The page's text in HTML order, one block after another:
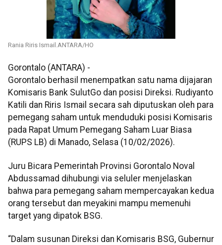
Rania Riris Ismail.ANTARA/HO
Gorontalo (ANTARA) -
Gorontalo berhasil menempatkan satu nama dijajaran
Komisaris Bank SulutGo dan posisi Direksi. Rudiyanto
Katili dan Riris Ismail secara sah diputuskan oleh para
pemegang saham untuk menduduki posisi Komisaris
pada Rapat Umum Pemegang Saham Luar Biasa
(RUPS LB) di Manado, Selasa (10/02/2026).
Juru Bicara Pemerintah Provinsi Gorontalo Noval
Abdussamad dihubungi via seluler menjelaskan
bahwa para pemegang saham mempercayakan kedua
orang tersebut dan meyakini mampu memenuhi
target yang dipatok BSG.
“Dalam susunan Direksi dan Komisaris BSG, Gubernur